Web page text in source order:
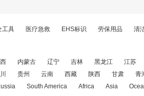
工具 医疗急救 EHS标识 劳保用品 清
内蒙古 辽宁 吉林 黑龙江 江苏
贵州 云南 西藏 陕西 甘肃 青
South America Africa Asia